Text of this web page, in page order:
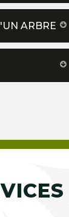
ARBRE